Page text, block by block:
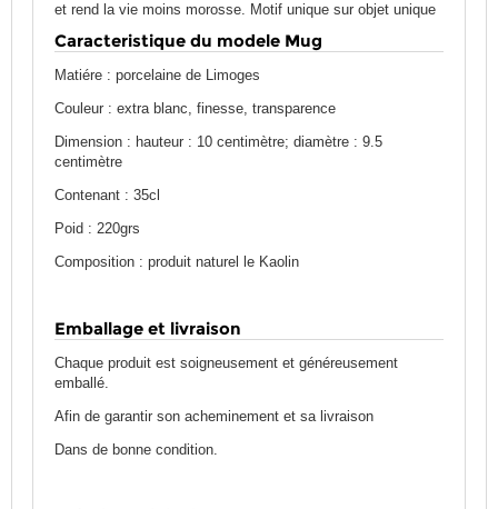
et rend la vie moins morosse. Motif unique sur objet unique
Caracteristique du modele Mug
Matiére : porcelaine de Limoges
Couleur : extra blanc, finesse, transparence
Dimension : hauteur : 10 centimètre; diamètre : 9.5
centimètre
Contenant : 35cl
Poid : 220grs
Composition : produit naturel le Kaolin
Emballage et livraison
Chaque produit est soigneusement et généreusement
emballé.
Afin de garantir son acheminement et sa livraison
Dans de bonne condition.